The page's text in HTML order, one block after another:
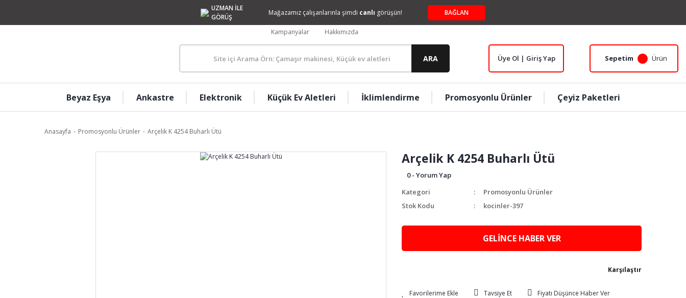
UZMAN İLE
GÖRÜŞ
Mağazamız çalışanlarınla şimdi canlı görüşün! BAĞLAN
Kampanyalar Hakkımızda
ARA Üye Ol | Giriş Yap Sepetim Ürün
Beyaz Eşya Ankastre Elektronik Küçük Ev Aletleri İklimlendirme Promosyonlu Ürünler Çeyiz Paketleri
Anasayfa Promosyonlu Ürünler Arçelik K 4254 Buharlı Ütü
Arçelik K 4254 Buharlı Ütü
0 - Yorum Yap
Kategori
Promosyonlu Ürünler
Stok Kodu
kocinler-397
GELİNCE HABER VER
Karşılaştır
Tavsiye Et Fiyatı Düşünce Haber Ver